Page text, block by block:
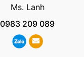
Ms. Lanh
0983 209 089